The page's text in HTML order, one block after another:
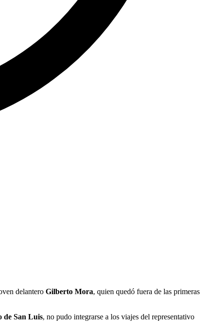
delantero Gilberto Mora, quien quedó fuera de las primeras
de San Luis, no pudo integrarse a los viajes del representativo